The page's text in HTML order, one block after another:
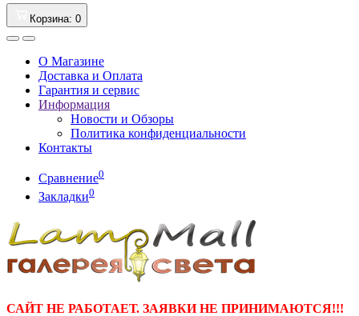
Корзина: 0
О Магазине
Доставка и Оплата
Гарантия и сервис
Информация
Новости и Обзоры
Политика конфиденциальности
Контакты
Сравнение0
Закладки0
САЙТ НЕ РАБОТАЕТ. ЗАЯВКИ НЕ ПРИНИМАЮТСЯ!!!